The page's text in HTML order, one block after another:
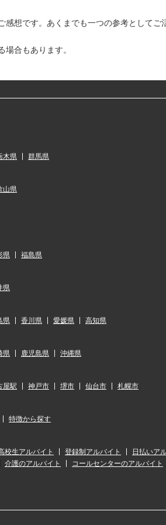
想です。あくまでも一つの参考としてご
合もあります。
木県 群馬県
山県
県 福島県
県
県 香川県 愛媛県 高知県
県 鹿児島県 沖縄県
屋駅 神戸市 堺市 仙台市 札幌市
特徴から探す
校生アルバイト 登録制アルバイト
日払いア
介護のアルバイト
コールセンターのアルバイト